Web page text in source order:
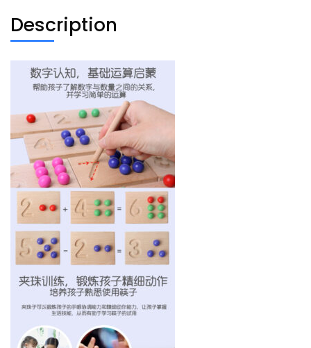
Description